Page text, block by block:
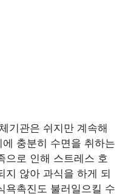
기관은 쉬지만 계속해
충분히 수면을 취하는
으로 인해 스트레스 호
지 않아 과식을 하게 되
욕촉진도 불러일으킬 수